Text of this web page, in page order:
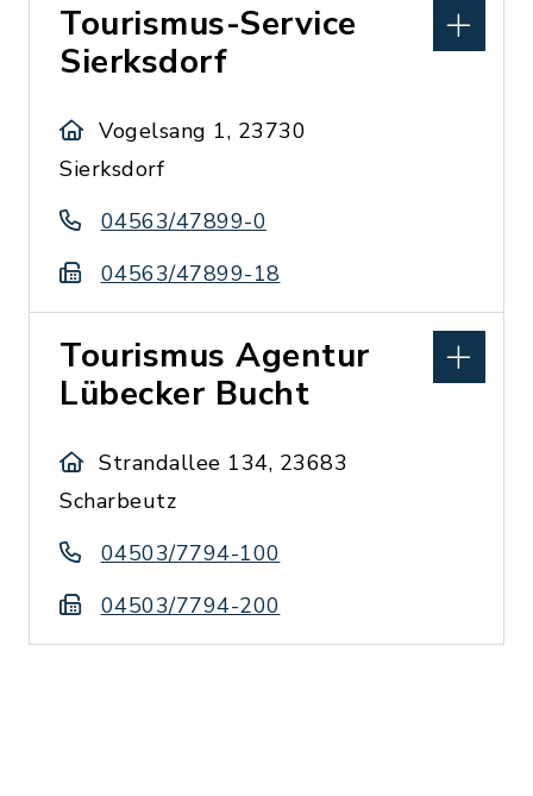
Tourismus-Service
Sierksdorf
Vogelsang 1, 23730
Sierksdorf
04563/47899-0
04563/47899-18
Tourismus Agentur
Lübecker Bucht
Strandallee 134, 23683
Scharbeutz
04503/7794-100
04503/7794-200